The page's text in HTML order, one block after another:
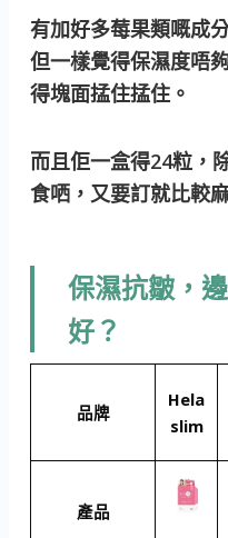
有加好多莓果類嘅成
但一樣覺得保濕度唔
得塊面掹住掹住。
而且佢一盒得24粒，
食哂，又要訂就比較
保濕抗皺，
好？
品牌
Hela
slim
產品